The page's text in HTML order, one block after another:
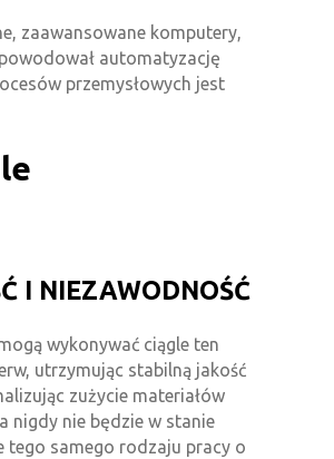
zaawansowane komputery,
automatyzację
przemysłowych jest
I NIEZAWODNOŚĆ
wykonywać ciągle ten
utrzymując stabilną jakość
zużycie materiałów
nigdy nie będzie w stanie
tego samego rodzaju pracy o